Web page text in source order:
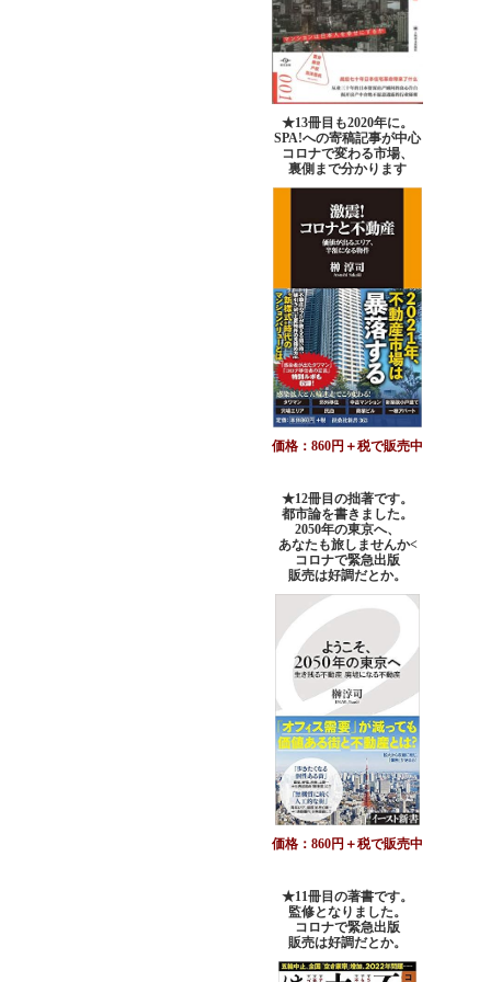
★13冊目も2020年に。
SPA!への寄稿記事が中心
コロナで変わる市場、
裏側まで分かります
価格：860円＋税で販売中
★12冊目の拙著です。
都市論を書きました。
2050年の東京へ、
あなたも旅しませんか<
コロナで緊急出版
販売は好調だとか。
価格：860円＋税で販売中
★11冊目の著書です。
監修となりました。
コロナで緊急出版
販売は好調だとか。